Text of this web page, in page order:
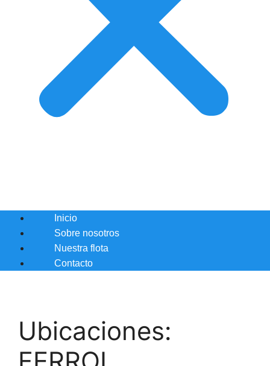
Inicio
Sobre nosotros
Nuestra flota
Contacto
Ubicaciones: